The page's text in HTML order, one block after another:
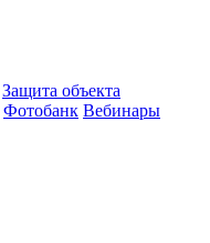
Защита объекта
Фотобанк Вебинары